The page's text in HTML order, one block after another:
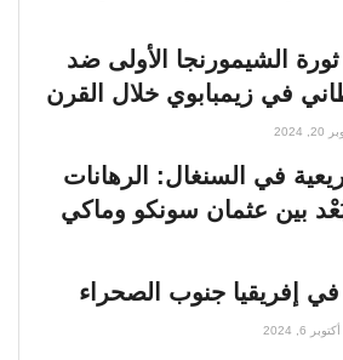
الشيمورنجا الأولى ضد
في زيمبابوي خلال القرن
2024
في السنغال: الرهانات
بين عثمان سونكو وماكي
إفريقيا جنوب الصحراء
أكتوبر 6, 2024